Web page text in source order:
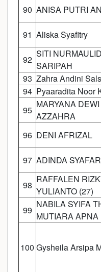
90 ANISA PUTRI
91 Aliska Syafitry
92
SITI
SARIPAH
93 Zahra Andini
94 Pyaaradita Noor
95
MARYANA DEWI
AZZAHRA
96 DENI AFRIZAL
97 ADINDA
98
RAFFALEN
YULIANTO (27)
99
NABILA SYIFA
MUTIARA APNA
100 Gysheila Arsipa